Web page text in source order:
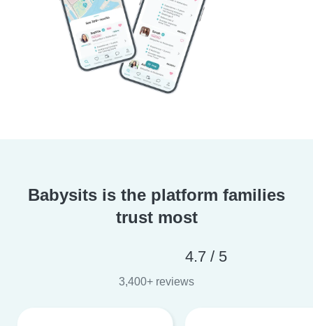
Babysits is the platform families
trust most
4.7 / 5
3,400+ reviews